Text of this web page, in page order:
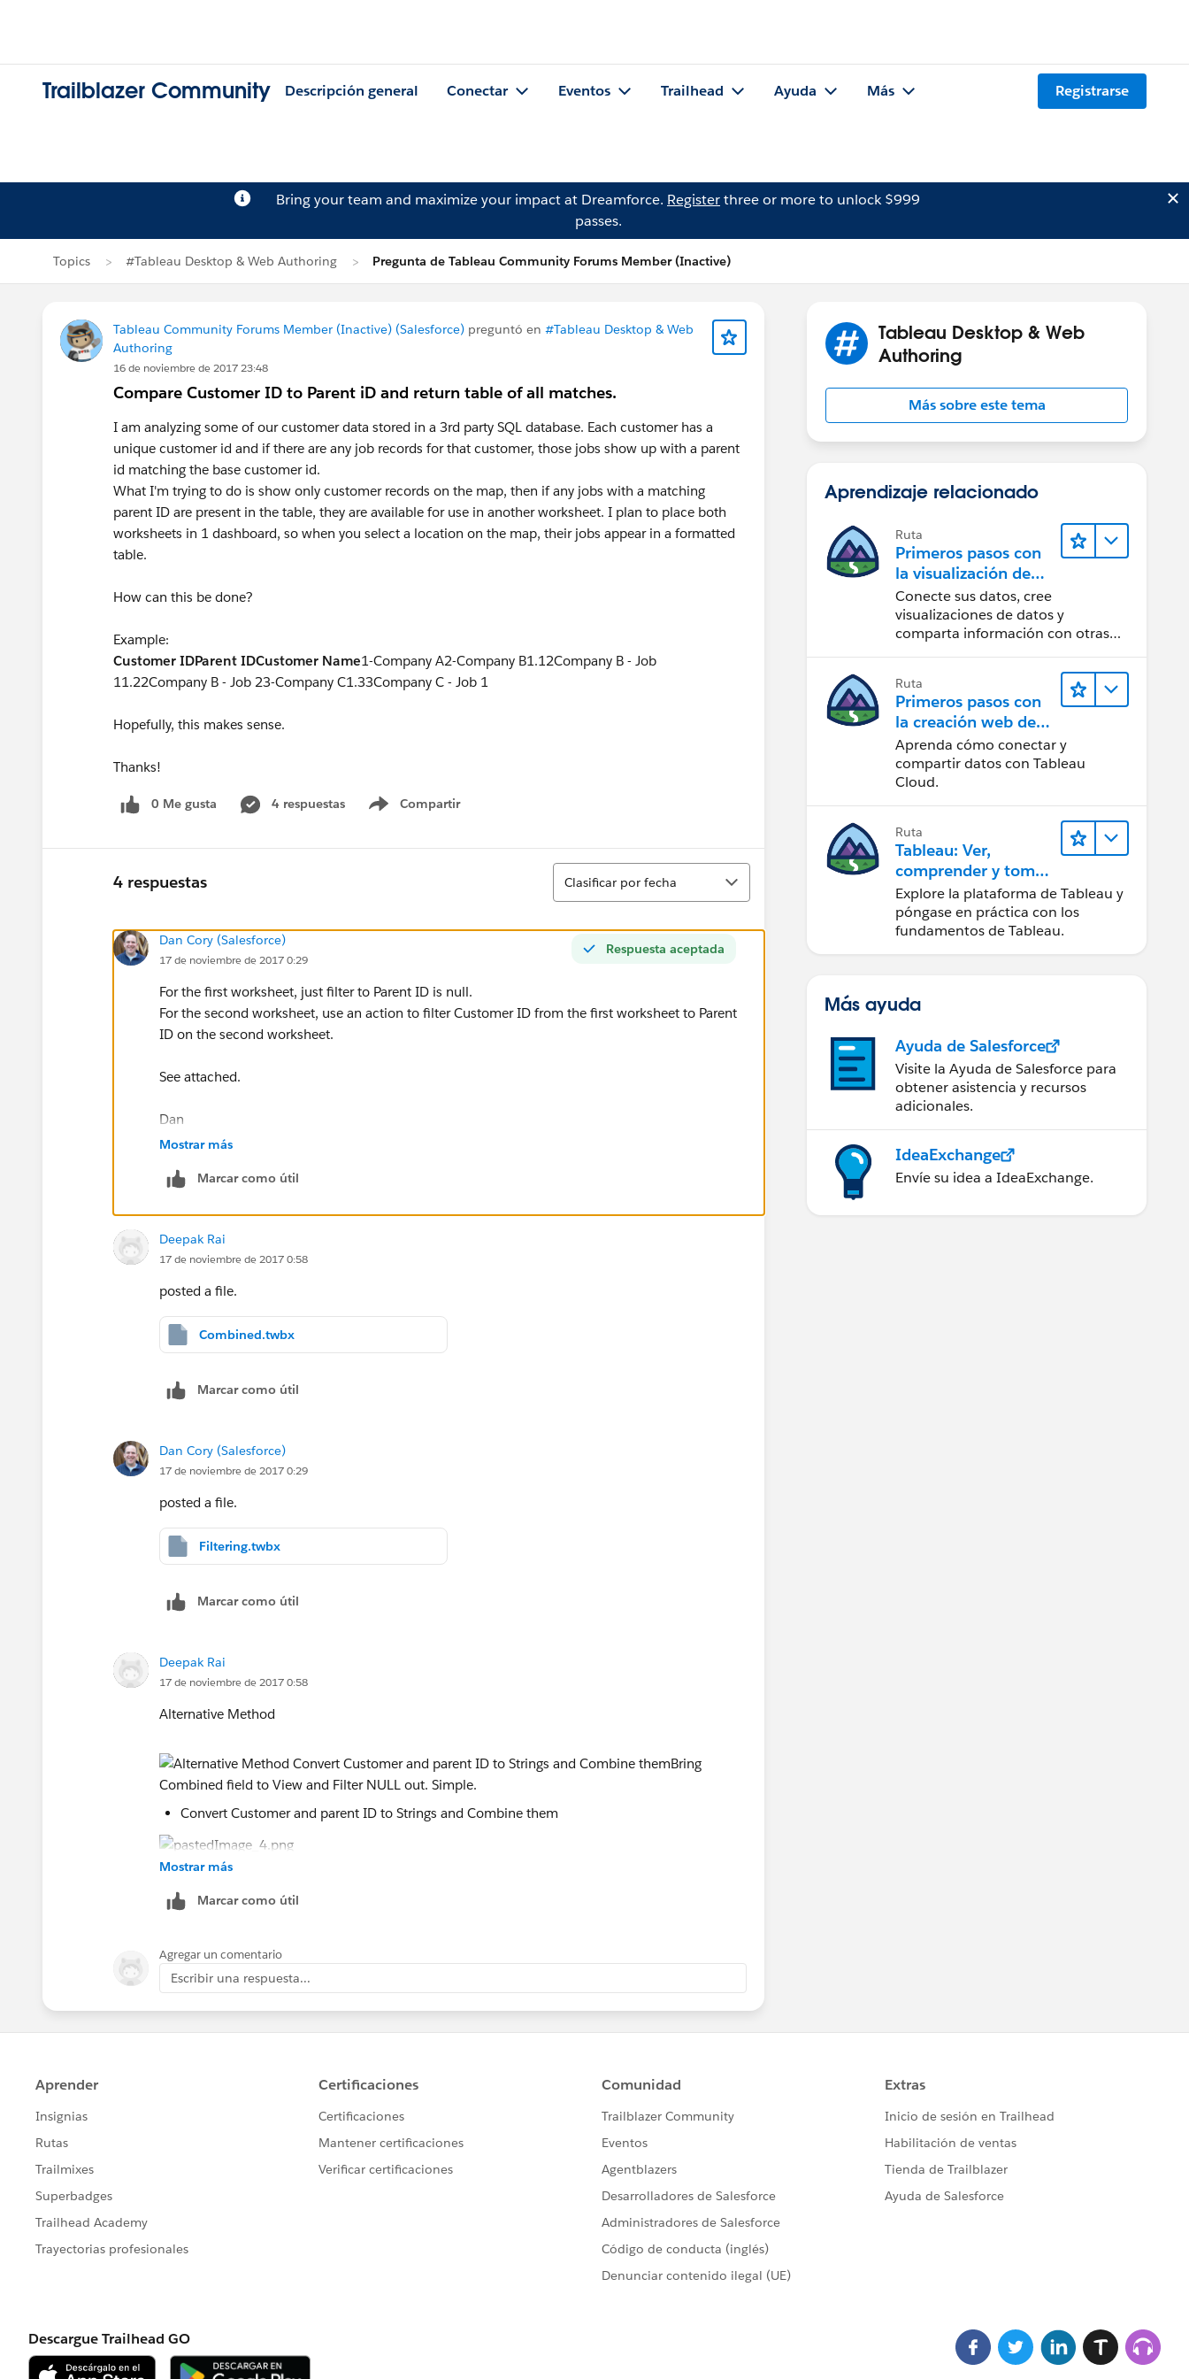
Trailblazer Community Descripción general Conectar Eventos Trailhead Ayuda Más Registrarse
Bring your team and maximize your impact at Dreamforce. Registerthree or more to unlock $999
passes.
Topics #Tableau Desktop & Web Authoring Pregunta de Tableau Community Forums Member (Inactive)
Tableau Community Forums Member (Inactive) (Salesforce) preguntó en #Tableau Desktop & Web
Authoring
16 de noviembre de 2017 23:48
Compare Customer ID to Parent iD and return table of all matches.
I am analyzing some of our customer data stored in a 3rd party SQL database. Each customer has a
unique customer id and if there are any job records for that customer, those jobs show up with a parent
id matching the base customer id.
What I'm trying to do is show only customer records on the map, then if any jobs with a matching
parent ID are present in the table, they are available for use in another worksheet. I plan to place both
worksheets in 1 dashboard, so when you select a location on the map, their jobs appear in a formatted
table.
How can this be done?
Example:
Customer IDParent IDCustomer Name1-Company A2-Company B1.12Company B - Job
11.22Company B - Job 23-Company C1.33Company C - Job 1
Hopefully, this makes sense.
Thanks!
0 Me gusta 4 respuestas Compartir
Show menu
4 respuestas
Ordenar
Clasificar por fecha
Respuesta aceptada
Dan Cory (Salesforce)
17 de noviembre de 2017 0:29
For the first worksheet, just filter to Parent ID is null.
For the second worksheet, use an action to filter Customer ID from the first worksheet to Parent
ID on the second worksheet.
See attached.
Dan
Mostrar más
Marcar como útil
Deepak Rai
17 de noviembre de 2017 0:58
posted a file.
Combined.twbx
Marcar como útil
Dan Cory (Salesforce)
17 de noviembre de 2017 0:29
posted a file.
Filtering.twbx
Marcar como útil
Deepak Rai
17 de noviembre de 2017 0:58
Alternative Method
Convert Customer and parent ID to Strings and Combine them
Bring Combined field to View and Filter NULL out. Simple.
Thanks
Deepak
Mostrar más
Marcar como útil
Agregar un comentario
Escribir una respuesta...
Tableau Desktop & Web
Authoring
Más sobre este tema
Aprendizaje relacionado
Ruta
Primeros pasos con
la visualización de
datos en Tableau
Desktop
Conecte sus datos, cree
visualizaciones de datos y
comparta información con otras
Ruta
Primeros pasos con
la creación web de
Tableau Cloud
Aprenda cómo conectar y
compartir datos con Tableau
Cloud.
Ruta
Tableau: Ver,
comprender y tomar
medidas a partir de
los datos
Explore la plataforma de Tableau y
póngase en práctica con los
fundamentos de Tableau.
Más ayuda
Ayuda de Salesforce
Visite la Ayuda de Salesforce para
obtener asistencia y recursos
adicionales.
IdeaExchange
Envíe su idea a IdeaExchange.